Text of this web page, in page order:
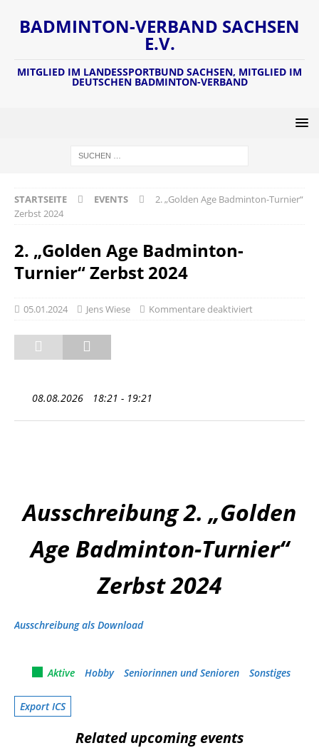
BADMINTON-VERBAND SACHSEN
E.V.
MITGLIED IM LANDESSPORTBUND SACHSEN, MITGLIED IM
DEUTSCHEN BADMINTON-VERBAND
STARTSEITE EVENTS
2. „Golden Age Badminton-Turnier“
Zerbst 2024
2. „Golden Age Badminton-
Turnier“ Zerbst 2024
05.01.2024 Jens Wiese Kommentare deaktiviert
08.08.2026 18:21 - 19:21
Ausschreibung 2. „Golden
Age Badminton-Turnier“
Zerbst 2024
Ausschreibung als Download
Aktive Hobby Seniorinnen und Senioren Sonstiges
Export ICS
Related upcoming events